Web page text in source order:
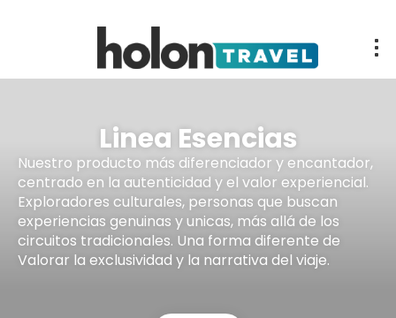
Linea Esencias
Nuestro producto más diferenciador y encantador,
centrado en la autenticidad y el valor experiencial.
Exploradores culturales, personas que buscan
experiencias genuinas y unicas, más allá de los
circuitos tradicionales. Una forma diferente de
Valorar la exclusividad y la narrativa del viaje.